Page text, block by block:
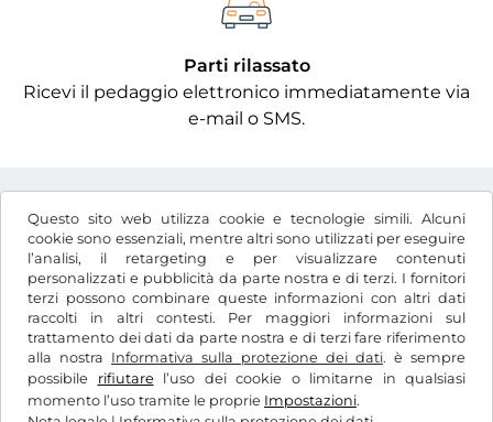
Questo sito web utilizza cookie e tecnologie simili. Alcuni
cookie sono essenziali, mentre altri sono utilizzati per eseguire
l’analisi, il retargeting e per visualizzare contenuti
personalizzati e pubblicità da parte nostra e di terzi. I fornitori
terzi possono combinare queste informazioni con altri dati
raccolti in altri contesti. Per maggiori informazioni sul
trattamento dei dati da parte nostra e di terzi fare riferimento
alla nostra Informativa sulla protezione dei dati. è sempre
possibile rifiutarel’uso dei cookie o limitarne in qualsiasi
momento l’uso tramite le proprie Impostazioni.
Parti rilassato
Ricevi il pedaggio elettronico immediatamente via
e-mail o SMS.
FtHUF
Facebook Instagram
CGC / Diritto di recesso